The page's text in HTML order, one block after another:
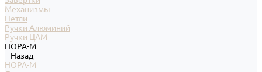
Механизмы
Петли
Ручки Алюминий
Ручки ЦАМ
НОРА-М
Назад
НОРА-М